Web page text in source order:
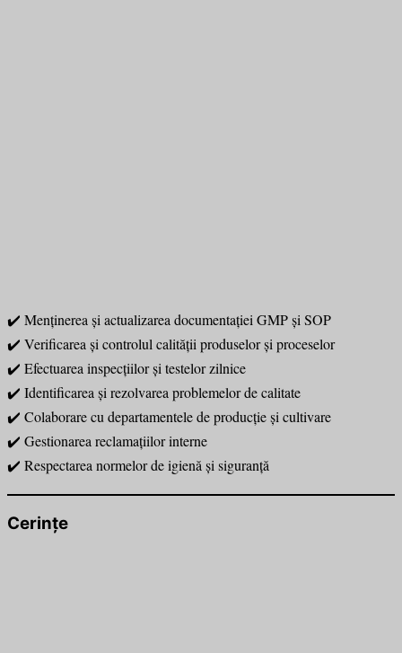
✔️ Menținerea și actualizarea documentației GMP și SOP
✔️ Verificarea și controlul calității produselor și proceselor
✔️ Efectuarea inspecțiilor și testelor zilnice
✔️ Identificarea și rezolvarea problemelor de calitate
✔️ Colaborare cu departamentele de producție și cultivare
✔️ Gestionarea reclamațiilor interne
✔️ Respectarea normelor de igienă și siguranță
Cerințe